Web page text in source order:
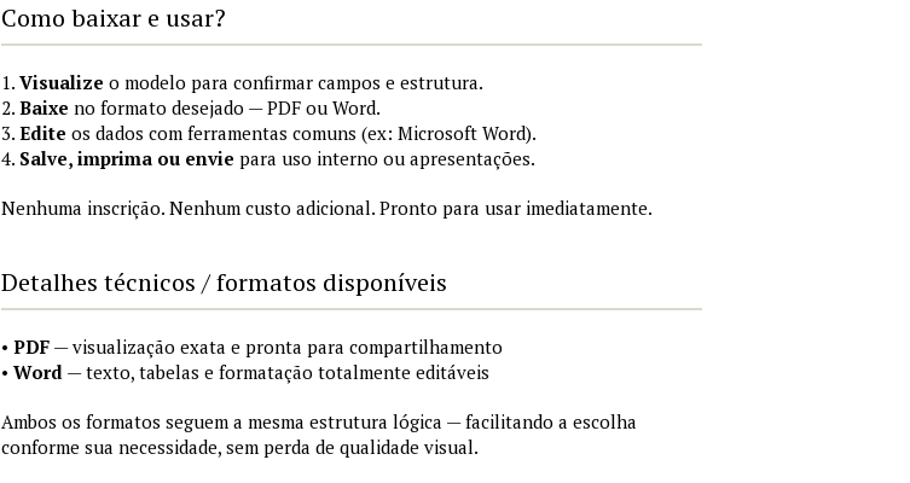
Como baixar e usar?
1. Visualize o modelo para confirmar campos e estrutura.
2. Baixe no formato desejado — PDF ou Word.
3. Edite os dados com ferramentas comuns (ex: Microsoft Word).
4. Salve, imprima ou envie para uso interno ou apresentações.
Nenhuma inscrição. Nenhum custo adicional. Pronto para usar imediatamente.
Detalhes técnicos / formatos disponíveis
• PDF — visualização exata e pronta para compartilhamento
• Word — texto, tabelas e formatação totalmente editáveis
Ambos os formatos seguem a mesma estrutura lógica — facilitando a escolha
conforme sua necessidade, sem perda de qualidade visual.